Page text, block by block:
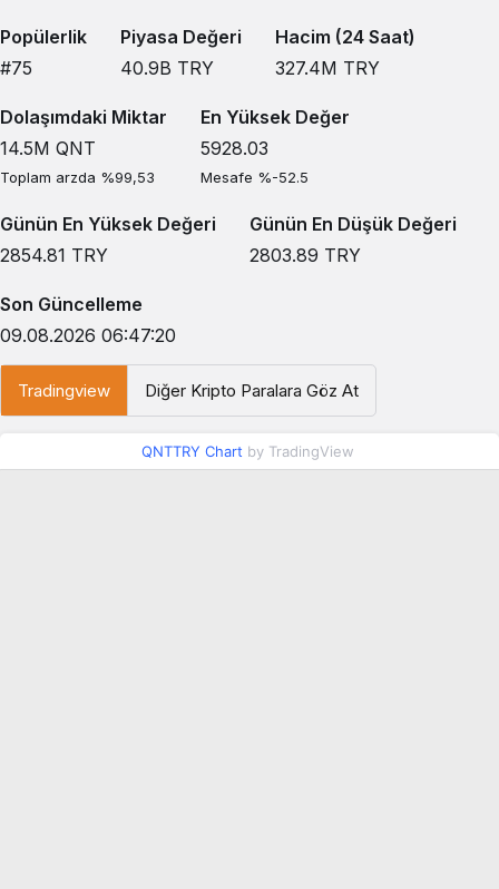
Popülerlik
#75
Piyasa Değeri
40.9B TRY
Hacim (24 Saat)
327.4M TRY
Dolaşımdaki Miktar
14.5M QNT
Toplam arzda %99,53
En Yüksek Değer
5928.03
Mesafe %-52.5
Günün En Yüksek Değeri
2854.81 TRY
Günün En Düşük Değeri
2803.89 TRY
Son Güncelleme
09.08.2026 06:47:20
Tradingview Diğer Kripto Paralara Göz At
QNTTRY Chart by TradingView